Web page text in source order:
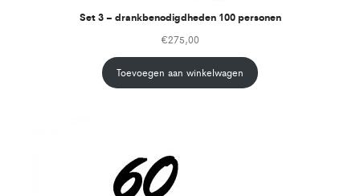
Set 3 – drankbenodigdheden 100 personen
€275,00
Toevoegen aan winkelwagen